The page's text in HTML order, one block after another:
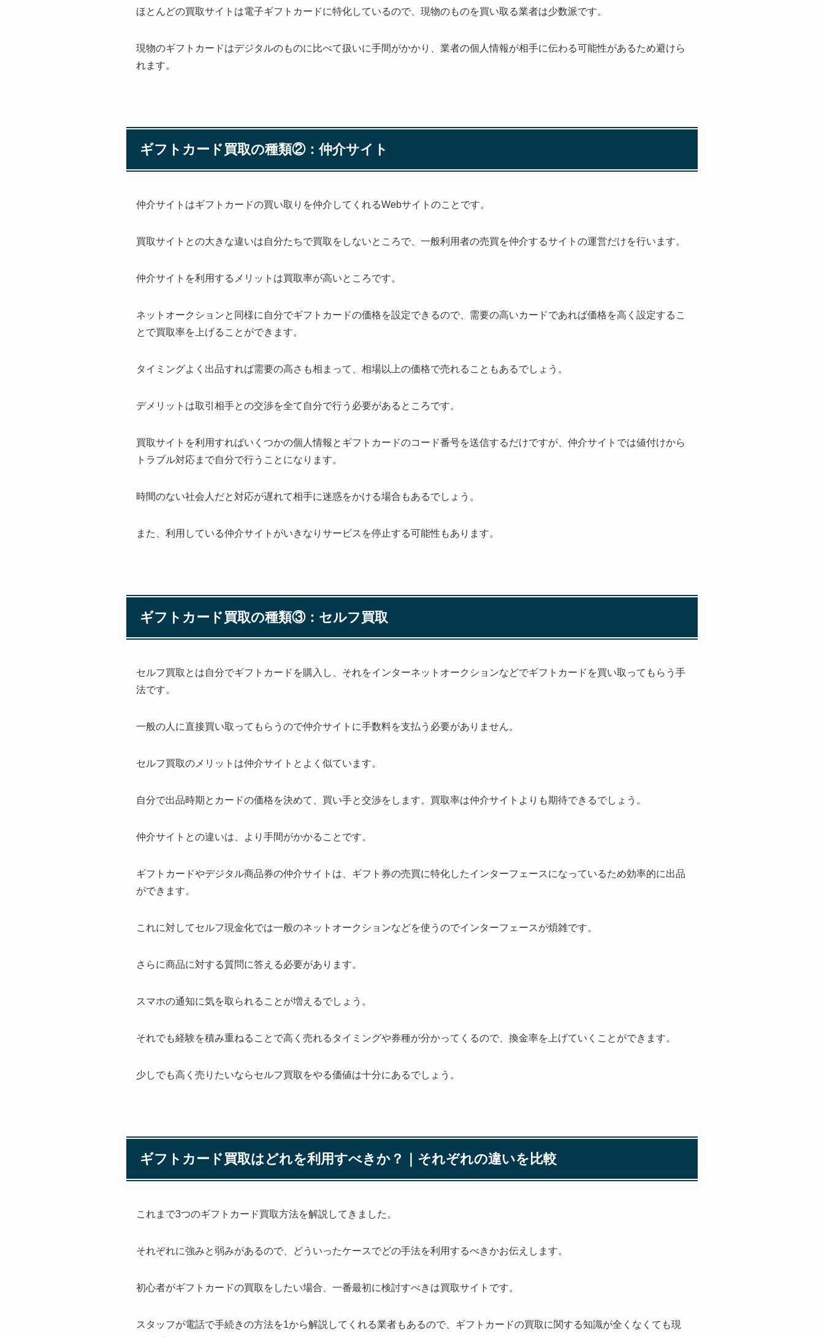
ほとんどの買取サイトは電子ギフトカードに特化しているので、現物のものを買い取る業者は少数派です。
現物のギフトカードはデジタルのものに比べて扱いに手間がかかり、業者の個人情報が相手に伝わる可能性があるため避けら
れます。
ギフトカード買取の種類②：仲介サイト
仲介サイトはギフトカードの買い取りを仲介してくれるWebサイトのことです。
買取サイトとの大きな違いは自分たちで買取をしないところで、一般利用者の売買を仲介するサイトの運営だけを行います。
仲介サイトを利用するメリットは買取率が高いところです。
ネットオークションと同様に自分でギフトカードの価格を設定できるので、需要の高いカードであれば価格を高く設定するこ
とで買取率を上げることができます。
タイミングよく出品すれば需要の高さも相まって、相場以上の価格で売れることもあるでしょう。
デメリットは取引相手との交渉を全て自分で行う必要があるところです。
買取サイトを利用すればいくつかの個人情報とギフトカードのコード番号を送信するだけですが、仲介サイトでは値付けから
トラブル対応まで自分で行うことになります。
時間のない社会人だと対応が遅れて相手に迷惑をかける場合もあるでしょう。
また、利用している仲介サイトがいきなりサービスを停止する可能性もあります。
ギフトカード買取の種類③：セルフ買取
セルフ買取とは自分でギフトカードを購入し、それをインターネットオークションなどでギフトカードを買い取ってもらう手
法です。
一般の人に直接買い取ってもらうので仲介サイトに手数料を支払う必要がありません。
セルフ買取のメリットは仲介サイトとよく似ています。
自分で出品時期とカードの価格を決めて、買い手と交渉をします。買取率は仲介サイトよりも期待できるでしょう。
仲介サイトとの違いは、より手間がかかることです。
ギフトカードやデジタル商品券の仲介サイトは、ギフト券の売買に特化したインターフェースになっているため効率的に出品
ができます。
これに対してセルフ現金化では一般のネットオークションなどを使うのでインターフェースが煩雑です。
さらに商品に対する質問に答える必要があります。
スマホの通知に気を取られることが増えるでしょう。
それでも経験を積み重ねることで高く売れるタイミングや券種が分かってくるので、換金率を上げていくことができます。
少しでも高く売りたいならセルフ買取をやる価値は十分にあるでしょう。
ギフトカード買取はどれを利用すべきか？｜それぞれの違いを比較
これまで3つのギフトカード買取方法を解説してきました。
それぞれに強みと弱みがあるので、どういったケースでどの手法を利用するべきかお伝えします。
初心者がギフトカードの買取をしたい場合、一番最初に検討すべきは買取サイトです。
スタッフが電話で手続きの方法を1から解説してくれる業者もあるので、ギフトカードの買取に関する知識が全くなくても現